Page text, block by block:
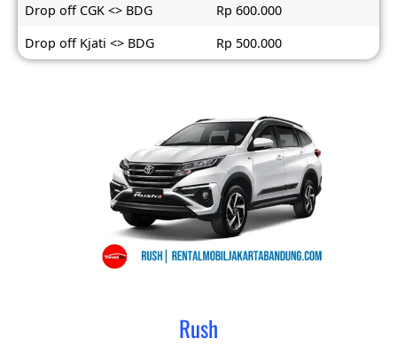
Drop off CGK <> BDG
Rp 600.000
Drop off Kjati <> BDG
Rp 500.000
Rush